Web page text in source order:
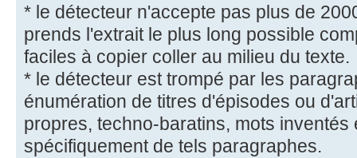
* le détecteur n'accepte pas plus de
prends l'extrait le plus long possible
faciles à copier coller au milieu du texte.
* le détecteur est trompé par les
énumération de titres d'épisodes ou
propres, techno-baratins, mots inventés
spécifiquement de tels paragraphes.